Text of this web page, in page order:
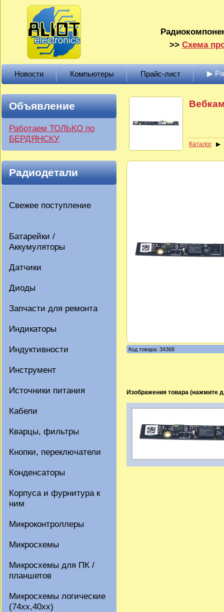
>> Схема
Новости Компьютеры Прайс-лист ▶
Объявление
Работаем ТОЛЬКО по
БЕРДЯНСКУ
Радиодетали
Свежее поступление
Батарейки /
Аккумуляторы
Датчики
Диоды
Запчасти для ремонта
Индикаторы
Индуктивности
Инструмент
Источники питания
Кабели
Кварцы, фильтры
Кнопки, переключатели
Конденсаторы
Корпуса и фурнитура к
ним
Микроконтроллеры
Микросхемы
Микросхемы для ПК /
планшетов
Микросхемы логические
(74xx,40xx)
Каталог
Код товара: 34368
Изображения товара (нажмите